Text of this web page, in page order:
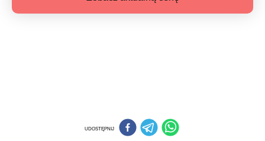
UDOSTĘPNIJ